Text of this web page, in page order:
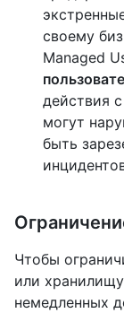
своему
Managed
действия
могут
быть
Чтобы
или
немедленных